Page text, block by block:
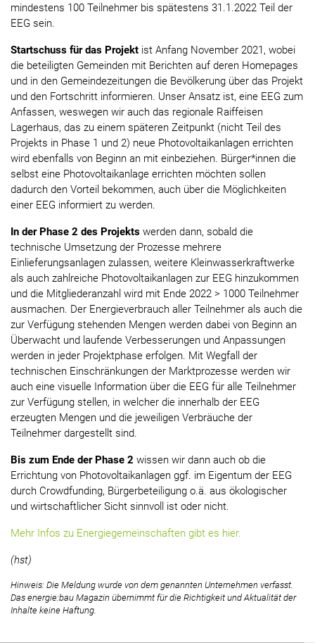
mindestens 100 Teilnehmer bis spätestens 31.1.2022 Teil der
EEG sein.
Startschuss für das Projekt ist Anfang November 2021, wobei
die beteiligten Gemeinden mit Berichten auf deren Homepages
und in den Gemeindezeitungen die Bevölkerung über das Projekt
und den Fortschritt informieren. Unser Ansatz ist, eine EEG zum
Anfassen, weswegen wir auch das regionale Raiffeisen
Lagerhaus, das zu einem späteren Zeitpunkt (nicht Teil des
Projekts in Phase 1 und 2) neue Photovoltaikanlagen errichten
wird ebenfalls von Beginn an mit einbeziehen. Bürger*innen die
selbst eine Photovoltaikanlage errichten möchten sollen
dadurch den Vorteil bekommen, auch über die Möglichkeiten
einer EEG informiert zu werden.
In der Phase 2 des Projekts werden dann, sobald die
technische Umsetzung der Prozesse mehrere
Einlieferungsanlagen zulassen, weitere Kleinwasserkraftwerke
als auch zahlreiche Photovoltaikanlagen zur EEG hinzukommen
und die Mitgliederanzahl wird mit Ende 2022 > 1000 Teilnehmer
ausmachen. Der Energieverbrauch aller Teilnehmer als auch die
zur Verfügung stehenden Mengen werden dabei von Beginn an
Überwacht und laufende Verbesserungen und Anpassungen
werden in jeder Projektphase erfolgen. Mit Wegfall der
technischen Einschränkungen der Marktprozesse werden wir
auch eine visuelle Information über die EEG für alle Teilnehmer
zur Verfügung stellen, in welcher die innerhalb der EEG
erzeugten Mengen und die jeweiligen Verbräuche der
Teilnehmer dargestellt sind.
Bis zum Ende der Phase 2 wissen wir dann auch ob die
Errichtung von Photovoltaikanlagen ggf. im Eigentum der EEG
durch Crowdfunding, Bürgerbeteiligung o.ä. aus ökologischer
und wirtschaftlicher Sicht sinnvoll ist oder nicht.
Mehr Infos zu Energiegemeinschaften gibt es hier.
(hst)
Hinweis: Die Meldung wurde von dem genannten Unternehmen verfasst.
Das energie:bau Magazin übernimmt für die Richtigkeit und Aktualität der
Inhalte keine Haftung.